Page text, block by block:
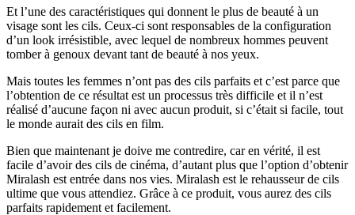
Et l’une des caractéristiques qui donnent le plus de beauté à un
visage sont les cils. Ceux-ci sont responsables de la configuration
d’un look irrésistible, avec lequel de nombreux hommes peuvent
tomber à genoux devant tant de beauté à nos yeux.
Mais toutes les femmes n’ont pas des cils parfaits et c’est parce que
l’obtention de ce résultat est un processus très difficile et il n’est
réalisé d’aucune façon ni avec aucun produit, si c’était si facile, tout
le monde aurait des cils en film.
Bien que maintenant je doive me contredire, car en vérité, il est
facile d’avoir des cils de cinéma, d’autant plus que l’option d’obtenir
Miralash est entrée dans nos vies. Miralash est le rehausseur de cils
ultime que vous attendiez. Grâce à ce produit, vous aurez des cils
parfaits rapidement et facilement.